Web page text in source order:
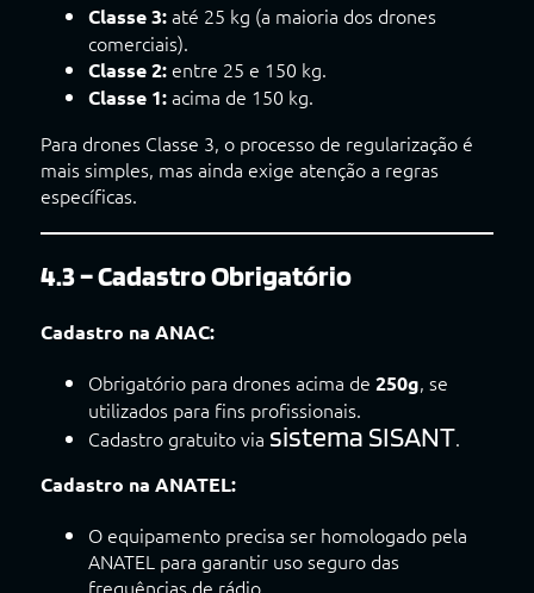
Classe 3:até 25 kg (a maioria dos drones
comerciais).
Classe 2:entre 25 e 150 kg.
Classe 1:acima de 150 kg.
Para drones Classe 3, o processo de regularização é
mais simples, mas ainda exige atenção a regras
específicas.
4.3 – Cadastro Obrigatório
Cadastro na ANAC:
Obrigatório para drones acima de 250g, se
utilizados para fins profissionais.
Cadastro gratuito via sistema SISANT.
Cadastro na ANATEL:
O equipamento precisa ser homologado pela
ANATEL para garantir uso seguro das
frequências de rádio.